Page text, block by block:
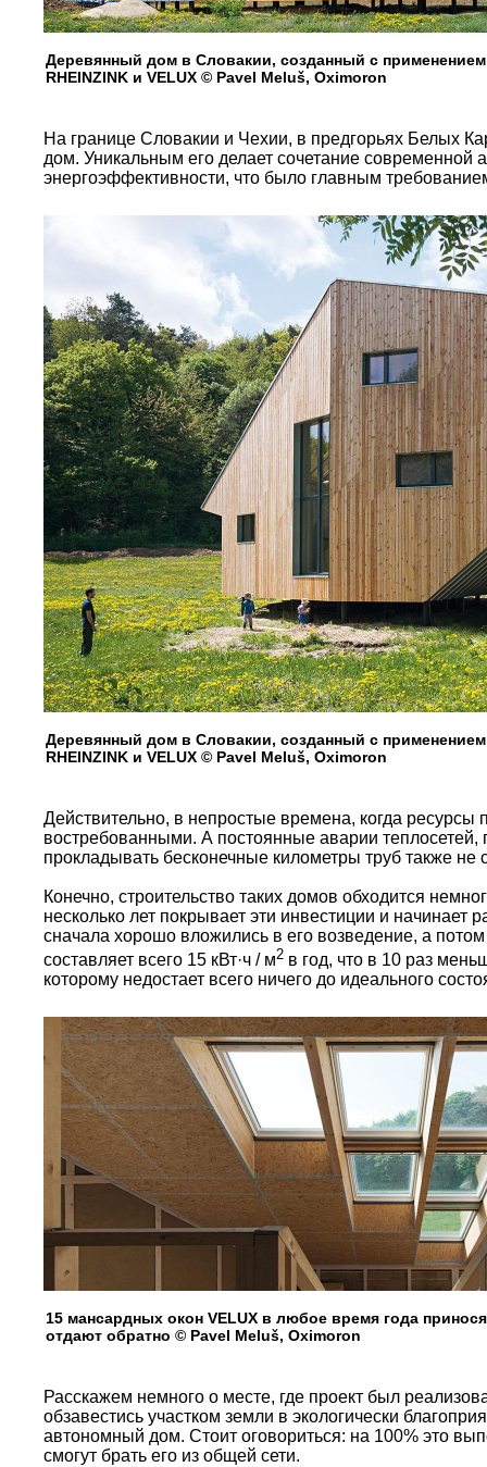
Деревянный дом в Словакии, созданный с применением
RHEINZINK и VELUX © Pavel Meluš, Oximoron
На границе Словакии и Чехии, в предгорьях Белых
дом. Уникальным его делает сочетание современной
энергоэффективности, что было главным
Деревянный дом в Словакии, созданный с применением
RHEINZINK и VELUX © Pavel Meluš, Oximoron
Действительно, в непростые времена, когда
востребованными. А постоянные аварии
прокладывать бесконечные километры труб также не
Конечно, строительство таких домов обходится
несколько лет покрывает эти инвестиции и
сначала хорошо вложились в его возведение, а
составляет всего 15 кВт·ч / м2 в год, что в 10 раз
которому недостает всего ничего до идеального
15 мансардных окон VELUX в любое время года
отдают обратно © Pavel Meluš, Oximoron
Расскажем немного о месте, где проект был
обзавестись участком земли в экологически
автономный дом. Стоит оговориться: на 100% это
смогут брать его из общей сети.